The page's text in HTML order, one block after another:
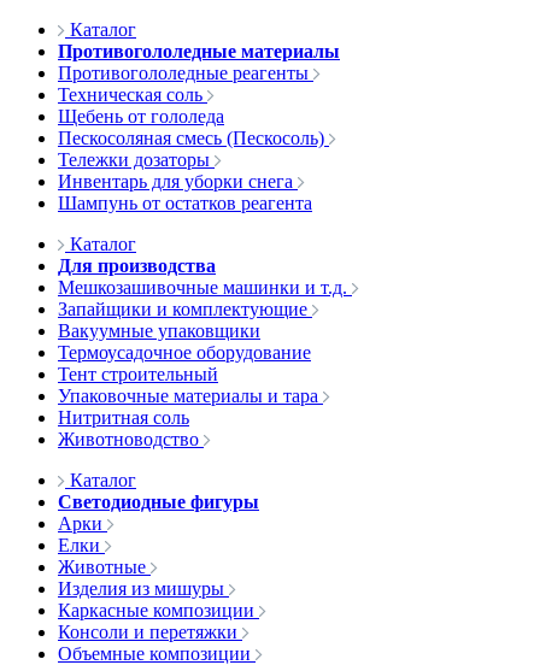
Каталог
Противогололедные материалы
Противогололедные реагенты
Техническая соль
Щебень от гололеда
Пескосоляная смесь (Пескосоль)
Тележки дозаторы
Инвентарь для уборки снега
Шампунь от остатков реагента
Каталог
Для производства
Мешкозашивочные машинки и т.д.
Запайщики и комплектующие
Вакуумные упаковщики
Термоусадочное оборудование
Тент строительный
Упаковочные материалы и тара
Нитритная соль
Животноводство
Каталог
Светодиодные фигуры
Арки
Елки
Животные
Изделия из мишуры
Каркасные композиции
Консоли и перетяжки
Объемные композиции